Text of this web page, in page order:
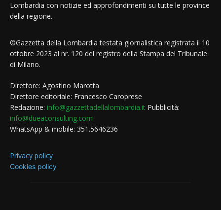
Lombardia con notizie ed approfondimenti su tutte le province
della regione.
©Gazzetta della Lombardia testata giornalistica registrata il 10
ottobre 2023 al nr. 120 del registro della Stampa del Tribunale
di Milano.
Direttore: Agostino Marotta
Direttore editoriale: Francesco Caroprese
Redazione: info@gazzettadellalombardia.it Pubblicità:
info@dueaconsulting.com
WhatsApp & mobile: 351.5646236
Privacy policy
Cookies policy